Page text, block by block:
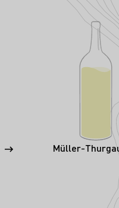
Müller-